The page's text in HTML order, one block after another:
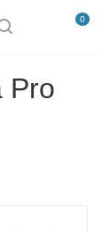
0
Pro